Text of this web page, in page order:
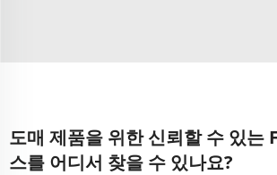
도매 제품을 위한 신뢰할 수 있는
스를 어디서 찾을 수 있나요?